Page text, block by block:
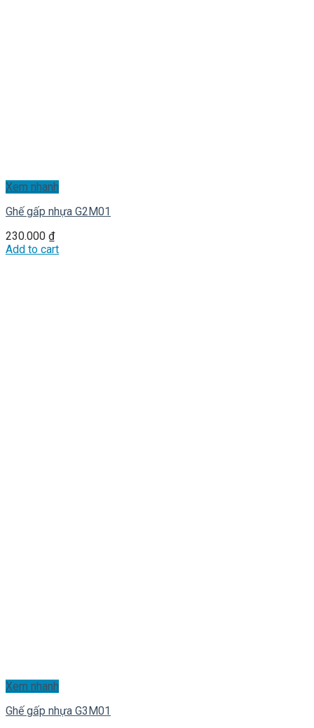
Xem nhanh
Ghế gấp nhựa G2M01
230.000 ₫
Add to cart
Xem nhanh
Ghế gấp nhựa G3M01